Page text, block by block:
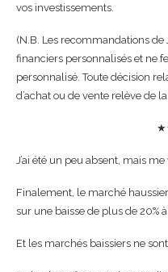
vos investissements.
(N.B. Les recommandations de
financiers personnalisés et ne
personnalisé. Toute décision
d’achat ou de vente relève de
J’ai été un peu absent, mais
Finalement, le marché
sur une baisse de plus de 20%
Et les marchés baissiers ne